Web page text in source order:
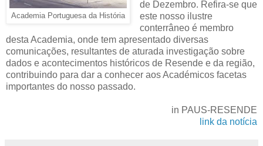
Academia Portuguesa da História
de Dezembro. Refira-se que
este nosso ilustre
conterrâneo é membro
desta Academia, onde tem apresentado diversas
comunicações, resultantes de aturada investigação sobre
dados e acontecimentos históricos de Resende e da região,
contribuindo para dar a conhecer aos Académicos facetas
importantes do nosso passado.
in PAUS-RESENDE
link da notícia